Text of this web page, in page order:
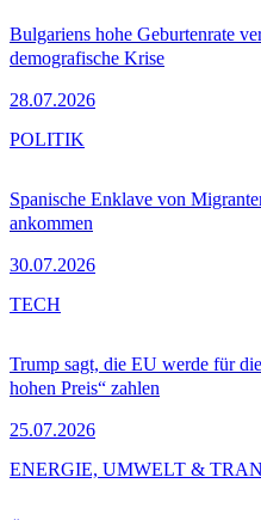
Bulgariens hohe Geburtenrate
demografische Krise
28.07.2026
Spanische Enklave von
ankommen
30.07.2026
POLITIK
Trump sagt, die EU werde für
hohen Preis“ zahlen
25.07.2026
TECH
ENERGIE, UMWELT &